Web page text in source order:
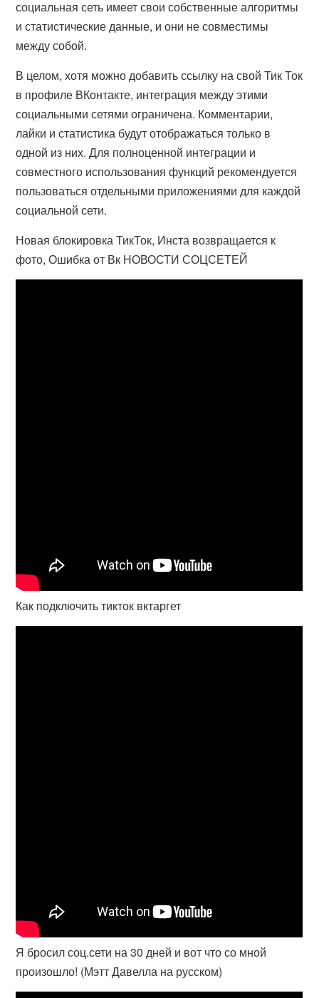
социальная сеть имеет свои собственные алгоритмы
и статистические данные, и они не совместимы
между собой.
В целом, хотя можно добавить ссылку на свой Тик Ток
в профиле ВКонтакте, интеграция между этими
социальными сетями ограничена. Комментарии,
лайки и статистика будут отображаться только в
одной из них. Для полноценной интеграции и
совместного использования функций рекомендуется
пользоваться отдельными приложениями для каждой
социальной сети.
Новая блокировка ТикТок, Инста возвращается к
фото, Ошибка от Вк НОВОСТИ СОЦСЕТЕЙ
Как подключить тикток вктаргет
Я бросил соц.сети на 30 дней и вот что со мной
произошло! (Мэтт Давелла на русском)